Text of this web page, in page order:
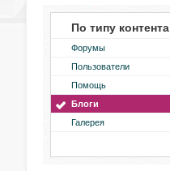
По типу контента
Форумы
Пользователи
Помощь
Блоги
Галерея